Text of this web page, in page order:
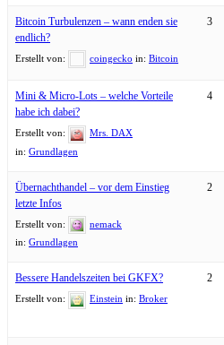
Bitcoin Turbulenzen – wann enden sie
endlich?
Erstellt von: coingecko in: Bitcoin
3
Mini & Micro-Lots – welche Vorteile
habe ich dabei?
Erstellt von:
Mrs. DAX
in: Grundlagen
4
Übernachthandel – vor dem Einstieg
letzte Infos
Erstellt von:
nemack
in: Grundlagen
2
Bessere Handelszeiten bei GKFX?
Erstellt von: Einstein in: Broker
2